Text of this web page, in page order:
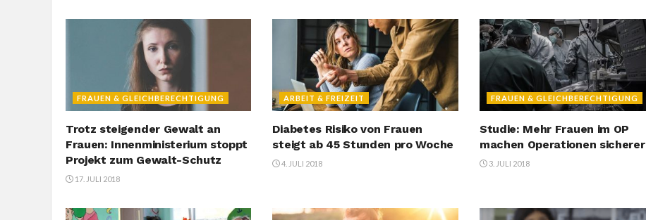
FRAUEN & GLEICHBERECHTIGUNG
Trotz steigender Gewalt an
Frauen: Innenministerium stoppt
Projekt zum Gewalt-Schutz
17. JULI 2018
ARBEIT & FREIZEIT
Diabetes Risiko von Frauen
steigt ab 45 Stunden pro Woche
4. JULI 2018
FRAUEN & GLEICHBERECHTIGUNG
Studie: Mehr Frauen im OP
machen Operationen sicherer
3. JULI 2018